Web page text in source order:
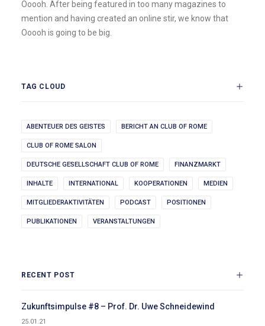
Ooooh. After being featured in too many magazines to
mention and having created an online stir, we know that
Ooooh is going to be big.
TAG CLOUD
ABENTEUER DES GEISTES BERICHT AN CLUB OF ROME
CLUB OF ROME SALON
DEUTSCHE GESELLSCHAFT CLUB OF ROME FINANZMARKT
INHALTE INTERNATIONAL KOOPERATIONEN MEDIEN
MITGLIEDERAKTIVITÄTEN PODCAST POSITIONEN
PUBLIKATIONEN VERANSTALTUNGEN
RECENT POST
Zukunftsimpulse #8 – Prof. Dr. Uwe Schneidewind
25.01.21